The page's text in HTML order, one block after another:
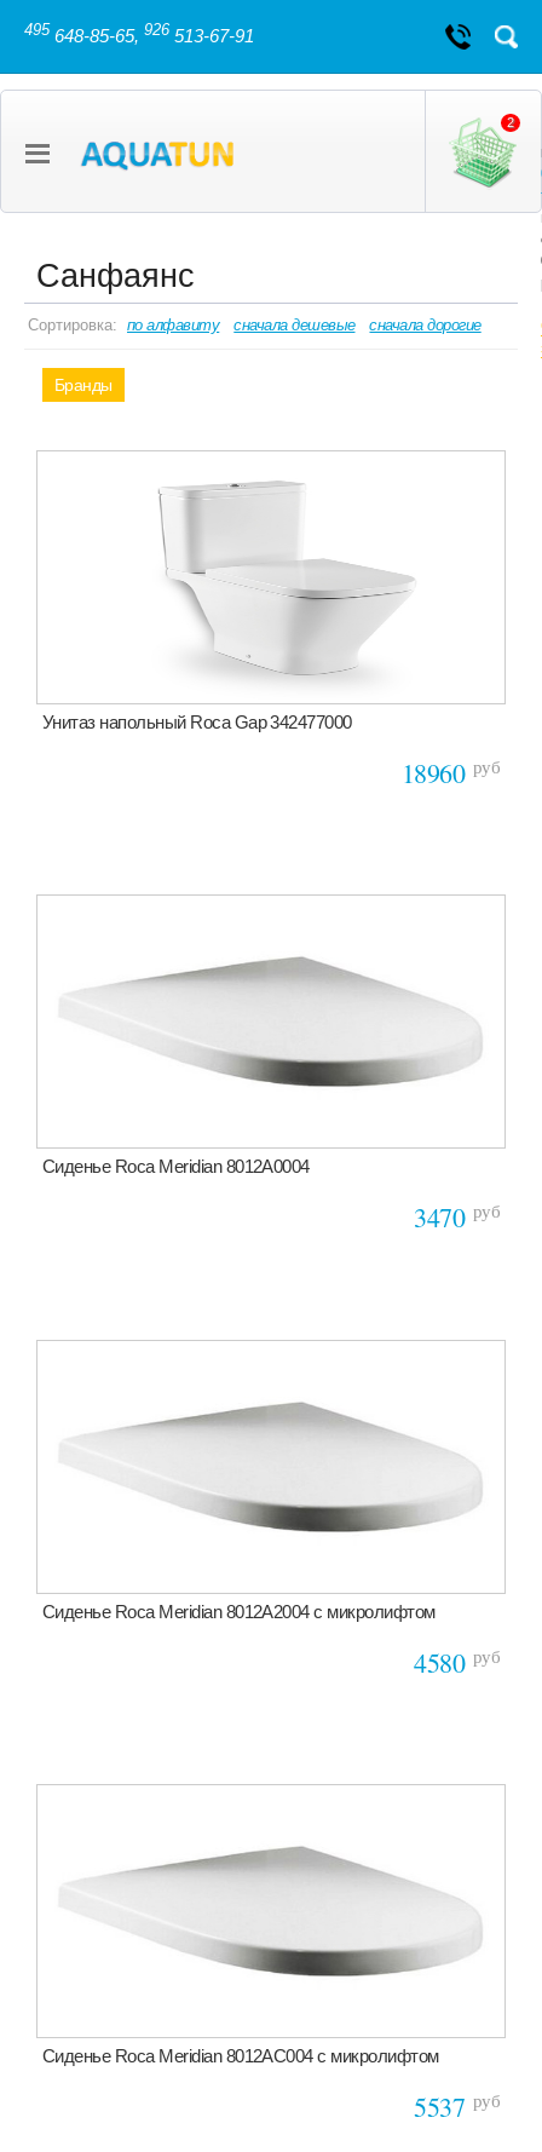
495 648-85-65, 926 513-67-91
2
Санфаянс
Сортировка: по алфавиту сначала дешевые сначала дорогие
Бранды
Унитаз напольный Roca Gap 342477000
18960 руб
Сиденье Roca Meridian 8012A0004
3470 руб
Сиденье Roca Meridian 8012A2004 с микролифтом
4580 руб
Сиденье Roca Meridian 8012AC004 с микролифтом
5537 руб